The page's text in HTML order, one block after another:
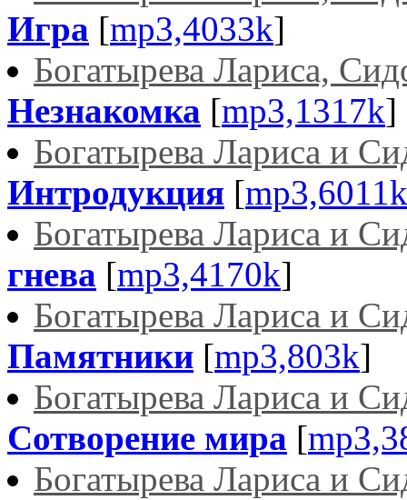
Игра [mp3,4033k]
Богатырева Лариса,
Незнакомка [mp3,1317k]
Богатырева Лариса и
Интродукция [mp3,6011k
Богатырева Лариса и
гнева [mp3,4170k]
Богатырева Лариса и
Памятники [mp3,803k]
Богатырева Лариса и
Сотворение мира [
Богатырева Лариса и